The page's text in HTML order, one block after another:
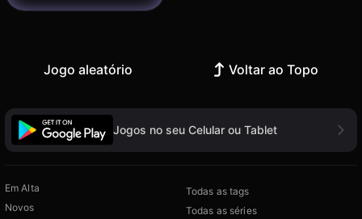
Jogo aleatório Voltar ao Topo
Jogos no seu Celular ou Tablet
Em Alta
Novos
Todas as tags
Todas as séries